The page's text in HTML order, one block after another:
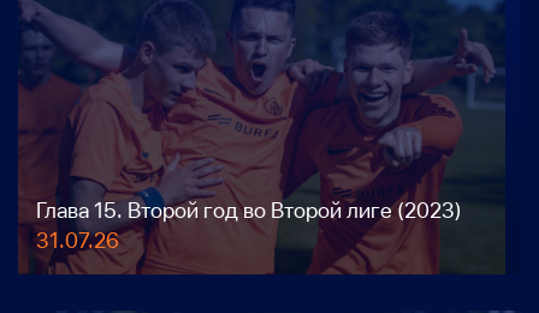
Глава 15. Второй год во Второй лиге (2023)
31.07.26